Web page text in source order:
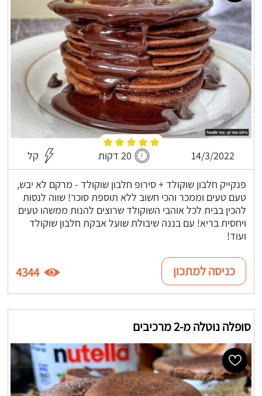
14/3/2022 20 דקות קל
פנקייק חלבון שוקולד + סירופ חלבון שוקולד - מרקם לא יבש,
טעם טעים וממכר והכי חשוב ללא תוספת סוכר! שווה לנסות
להכין בבית לכל אוהבי השוקולד שרוצים להנות ממשהו טעים
ויחסית בריא! עם בננה שיבולת שועל אבקת חלבון שוקולד
ועוד!
כניסה למתכון 4344
סופלה נוטלה מ-2 מרכיבים